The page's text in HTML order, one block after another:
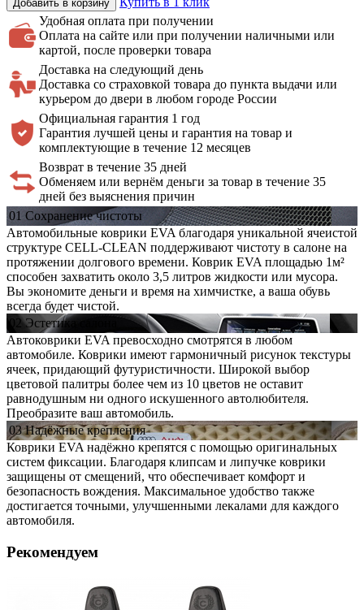
Добавить в корзину
Удобная оплата при получении
Оплата на сайте или при получении наличными или
картой, после проверки товара
Доставка на следующий день
Доставка со страховкой товара до пункта выдачи или
курьером до двери в любом городе России
Официальная гарантия 1 год
Гарантия лучшей цены и гарантия на товар и
комплектующие в течение 12 месяцев
Возврат в течение 35 дней
Обменяем или вернём деньги за товар в течение 35
дней без выяснения причин
01 Сохранение чистоты
Автомобильные коврики EVA благодаря уникальной ячеистой
структуре CELL-CLEAN поддерживают чистоту в салоне на
протяжении долгового времени. Коврик EVA площадью 1м²
способен захватить около 3,5 литров жидкости или мусора.
Вы экономите деньги и время на химчистке, а ваша обувь
всегда будет чистой.
02 Эстетика
Автоковрики EVA превосходно смотрятся в любом
автомобиле. Коврики имеют гармоничный рисунок текстуры
ячеек, придающий футуристичности. Широкой выбор
цветовой палитры более чем из 10 цветов не оставит
равнодушным ни одного искушенного автолюбителя.
Преобразите ваш автомобиль.
03 Надёжные крепления
Коврики EVA надёжно крепятся с помощью оригинальных
систем фиксации. Благодаря клипсам и липучке коврики
защищены от смещений, что обеспечивает комфорт и
безопасность вождения. Максимальное удобство также
достигается точными, улучшенными лекалами для каждого
автомобиля.
Рекомендуем